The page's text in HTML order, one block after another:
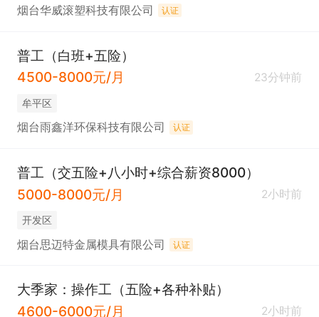
烟台华威滚塑科技有限公司 认证
普工（白班+五险）
4500-8000元/月
23分钟前
牟平区
烟台雨鑫洋环保科技有限公司 认证
普工（交五险+八小时+综合薪资8000）
5000-8000元/月
2小时前
开发区
烟台思迈特金属模具有限公司 认证
大季家：操作工（五险+各种补贴）
4600-6000元/月
2小时前